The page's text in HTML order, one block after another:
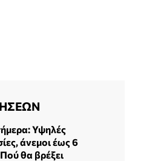
Υψηλές
άνεμοι έως 6
θα βρέξει